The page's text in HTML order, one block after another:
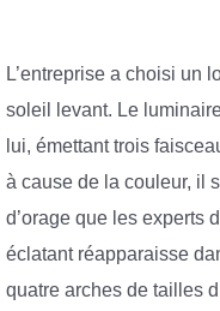
L’entreprise a choisi un
soleil levant. Le
lui, émettant trois
à cause de la couleur, il
d’orage que les experts
éclatant réapparaisse
quatre arches de tailles